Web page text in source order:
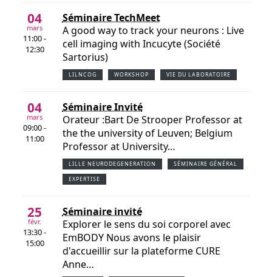
04
mars
11:00 -
12:30
Séminaire TechMeet
A good way to track your neurons : Live
cell imaging with Incucyte (Société
Sartorius)
LILNCOG WORKSHOP VIE DU LABORATOIRE
04
mars
09:00 -
11:00
Séminaire Invité
Orateur :Bart De Strooper Professor at
the the university of Leuven; Belgium
Professor at University…
LILLE NEURODEGENERATION SÉMINAIRE GÉNÉRAL
EXPERTISE
25
févr.
13:30 -
15:00
Séminaire invité
Explorer le sens du soi corporel avec
EmBODY Nous avons le plaisir
d'accueillir sur la plateforme CURE
Anne…